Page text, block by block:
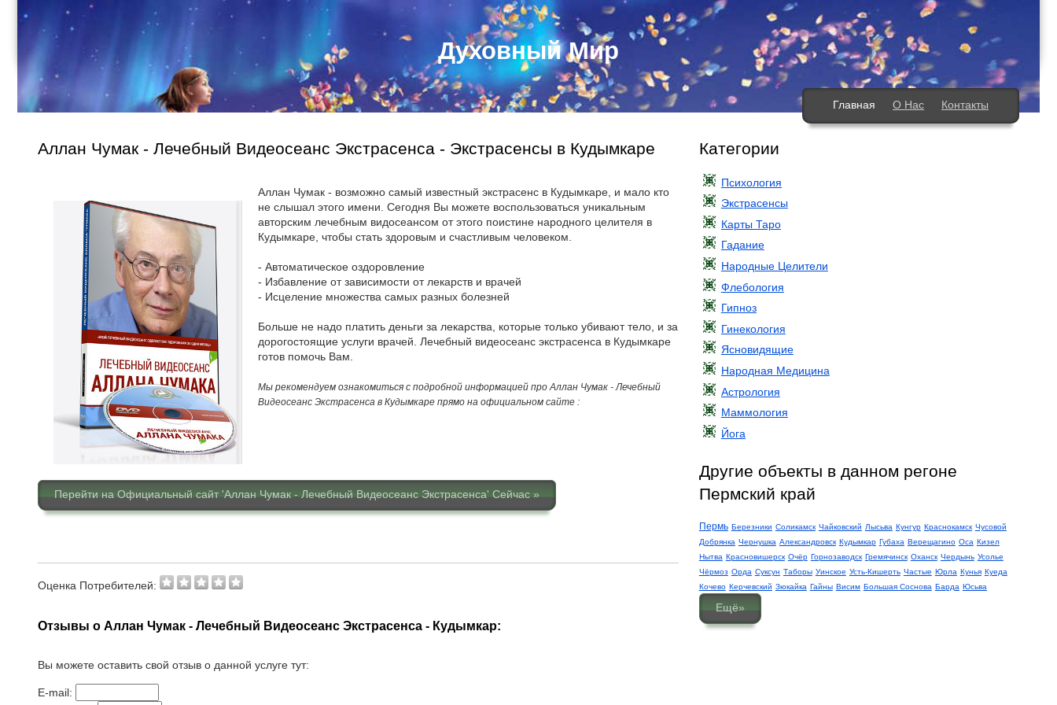
Духовный Мир
Главная О Нас Контакты
Аллан Чумак - Лечебный Видеосеанс Экстрасенса - Экстрасенсы в Кудымкаре
Аллан Чумак - возможно самый известный экстрасенс в Кудымкаре, и мало кто
не слышал этого имени. Сегодня Вы можете воспользоваться уникальным
авторским лечебным видосеансом от этого поистине народного целителя в
Кудымкаре, чтобы стать здоровым и счастливым человеком.
- Автоматическое оздоровление
- Избавление от зависимости от лекарств и врачей
- Исцеление множества самых разных болезней
Больше не надо платить деньги за лекарства, которые только убивают тело, и за
дорогостоящие услуги врачей. Лечебный видеосеанс экстрасенса в Кудымкаре
готов помочь Вам.
Мы рекомендуем ознакомиться с подробной информацией про Аллан Чумак - Лечебный
Видеосеанс Экстрасенса в Кудымкаре прямо на официальном сайте :
Перейти на Официальный сайт 'Аллан Чумак - Лечебный Видеосеанс Экстрасенса' Сейчас »
Оценка Потребителей:
Отзывы о Аллан Чумак - Лечебный Видеосеанс Экстрасенса - Кудымкар:
Вы можете оставить свой отзыв о данной услуге тут:
E-mail:
Категории
Психология
Экстрасенсы
Карты Таро
Гадание
Народные Целители
Флебология
Гипноз
Гинекология
Ясновидящие
Народная Медицина
Астрология
Маммология
Йога
Другие объекты в данном регоне
Пермский край
Пермь Березники Соликамск Чайковский Лысьва Кунгур Краснокамск Чусовой
Добрянка Чернушка Александровск Кудымкар Губаха Верещагино Оса Кизел
Нытва Красновишерск Очёр Горнозаводск Гремячинск Оханск Чердынь Усолье
Чёрмоз Орда Суксун Таборы Уинское Усть-Кишерть Частые Юрла Кунья Куеда
Кочево Керчевский Зюкайка Гайны Висим Большая Соснова Барда Юсьва
Ещё»